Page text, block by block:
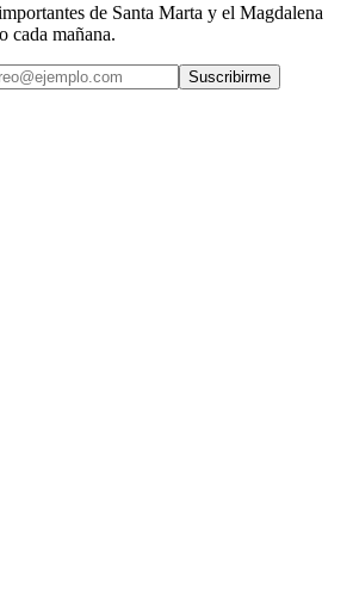
de Santa Marta y el Magdalena
cada mañana.
Suscribirme